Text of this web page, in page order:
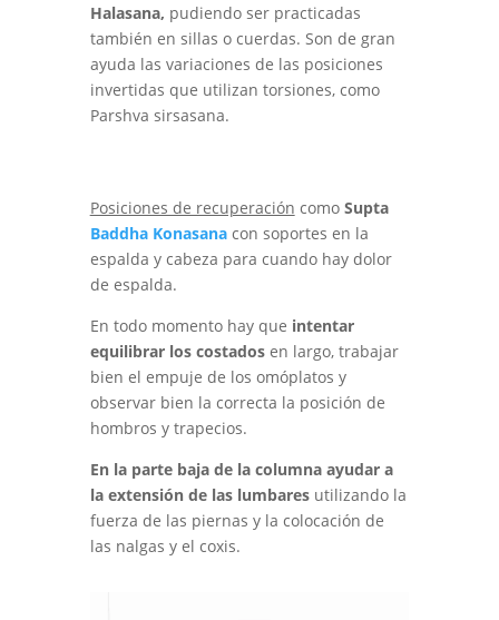
Halasana, pudiendo ser practicadas
también en sillas o cuerdas. Son de gran
ayuda las variaciones de las posiciones
invertidas que utilizan torsiones, como
Parshva sirsasana.
Posiciones de recuperación como Supta
Baddha Konasana con soportes en la
espalda y cabeza para cuando hay dolor
de espalda.
En todo momento hay que intentar
equilibrar los costadosen largo, trabajar
bien el empuje de los omóplatos y
observar bien la correcta la posición de
hombros y trapecios.
En la parte baja de la columna ayudar a
la extensión de las lumbaresutilizando la
fuerza de las piernas y la colocación de
las nalgas y el coxis.